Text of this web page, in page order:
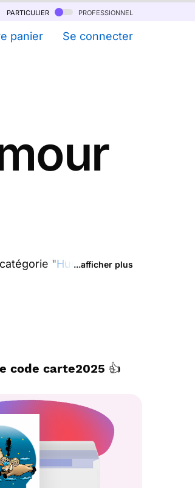
particulier professionnel
panier Se connecter
"Humour") ou
par La Poste avec
à envoyer avec le
...afficher plus
code carte2025 👍